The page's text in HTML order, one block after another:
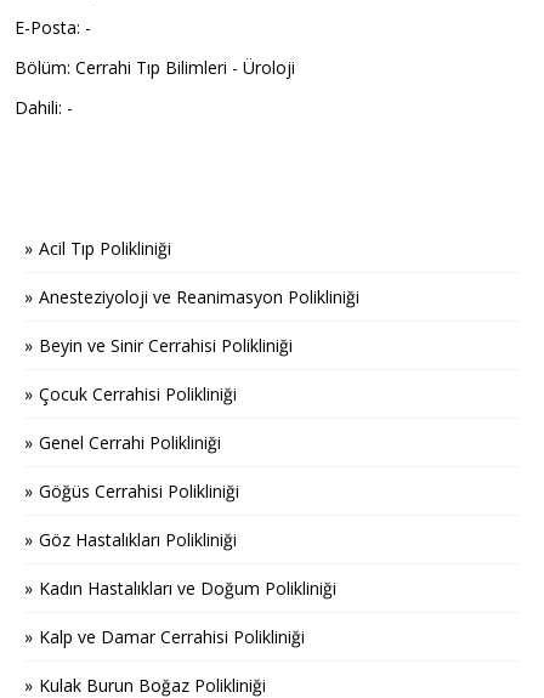
E-Posta: -
Bölüm: Cerrahi Tıp Bilimleri - Üroloji
Dahili: -
Acil Tıp Polikliniği
Anesteziyoloji ve Reanimasyon Polikliniği
Beyin ve Sinir Cerrahisi Polikliniği
Çocuk Cerrahisi Polikliniği
Genel Cerrahi Polikliniği
Göğüs Cerrahisi Polikliniği
Göz Hastalıkları Polikliniği
Kadın Hastalıkları ve Doğum Polikliniği
Kalp ve Damar Cerrahisi Polikliniği
Kulak Burun Boğaz Polikliniği